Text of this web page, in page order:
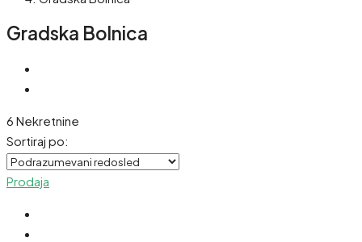
Gradska Bolnica
6 Nekretnine
Sortiraj po:
Prodaja